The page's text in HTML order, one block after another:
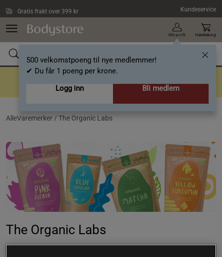
Gratis frakt over 399 kr Kundeservice
Min profil
500 velkomstpoeng til nye medlemmer!
✔ Du får 1 poeng per krone.
Logg inn
Bli medlem
Handlekorg
Tilbake til gode rutiner
Opptil 40%
AlleVaremerker /The Organic Labs
The Organic Labs